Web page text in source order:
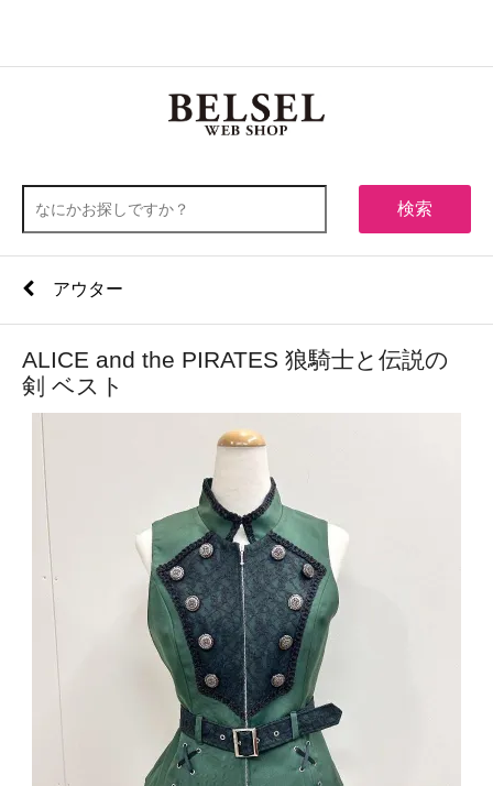
検索
アウター
ALICE and the PIRATES 狼騎士と伝説の
剣 ベスト